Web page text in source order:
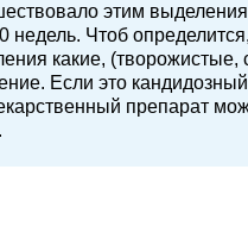
этим
недель. Чтоб
какие,
Если это
препарат